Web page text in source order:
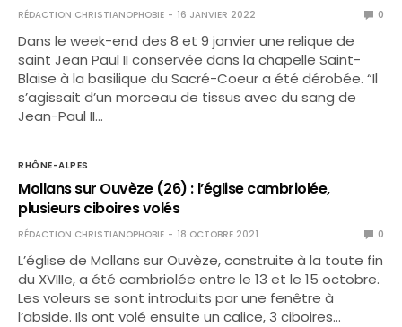
RÉDACTION CHRISTIANOPHOBIE 16 JANVIER 2022 0
Dans le week-end des 8 et 9 janvier une relique de
saint Jean Paul II conservée dans la chapelle Saint-
Blaise à la basilique du Sacré-Coeur a été dérobée. “Il
s’agissait d’un morceau de tissus avec du sang de
Jean-Paul II…
RHÔNE-ALPES
Mollans sur Ouvèze (26) : l’église cambriolée,
plusieurs ciboires volés
RÉDACTION CHRISTIANOPHOBIE 18 OCTOBRE 2021 0
L’église de Mollans sur Ouvèze, construite à la toute fin
du XVIIIe, a été cambriolée entre le 13 et le 15 octobre.
Les voleurs se sont introduits par une fenêtre à
l’abside. Ils ont volé ensuite un calice, 3 ciboires…